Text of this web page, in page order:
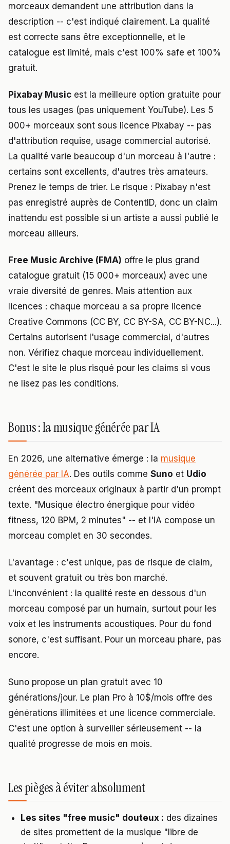
morceaux demandent une attribution dans la
description -- c'est indiqué clairement. La qualité
est correcte sans être exceptionnelle, et le
catalogue est limité, mais c'est 100% safe et 100%
gratuit.
Pixabay Music est la meilleure option gratuite pour
tous les usages (pas uniquement YouTube). Les 5
000+ morceaux sont sous licence Pixabay -- pas
d'attribution requise, usage commercial autorisé.
La qualité varie beaucoup d'un morceau à l'autre :
certains sont excellents, d'autres très amateurs.
Prenez le temps de trier. Le risque : Pixabay n'est
pas enregistré auprès de ContentID, donc un claim
inattendu est possible si un artiste a aussi publié le
morceau ailleurs.
Free Music Archive (FMA) offre le plus grand
catalogue gratuit (15 000+ morceaux) avec une
vraie diversité de genres. Mais attention aux
licences : chaque morceau a sa propre licence
Creative Commons (CC BY, CC BY-SA, CC BY-NC...).
Certains autorisent l'usage commercial, d'autres
non. Vérifiez chaque morceau individuellement.
C'est le site le plus risqué pour les claims si vous
ne lisez pas les conditions.
Bonus : la musique générée par IA
En 2026, une alternative émerge : la musique
générée par IA. Des outils comme Suno et Udio
créent des morceaux originaux à partir d'un prompt
texte. "Musique électro énergique pour vidéo
fitness, 120 BPM, 2 minutes" -- et l'IA compose un
morceau complet en 30 secondes.
L'avantage : c'est unique, pas de risque de claim,
et souvent gratuit ou très bon marché.
L'inconvénient : la qualité reste en dessous d'un
morceau composé par un humain, surtout pour les
voix et les instruments acoustiques. Pour du fond
sonore, c'est suffisant. Pour un morceau phare, pas
encore.
Suno propose un plan gratuit avec 10
générations/jour. Le plan Pro à 10$/mois offre des
générations illimitées et une licence commerciale.
C'est une option à surveiller sérieusement -- la
qualité progresse de mois en mois.
Les pièges à éviter absolument
Les sites "free music" douteux : des dizaines
de sites promettent de la musique "libre de